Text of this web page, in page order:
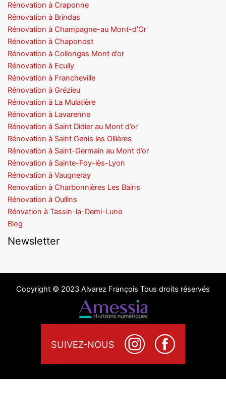
Rénovation à Craponne
Rénovation à Brindas
Rénovation à Champagne-au Mont-d’Or
Rénovation à Chaponost
Rénovation à Collonges Mont d’or
Rénovation à Ecully
Rénovation à Francheville
Rénovation à Grézieu
Rénovation à La Mulatière
Rénovation à Lavarenne
Rénovation à Saint Didier au Mont d’or
Rénovation à Saint Genis les Ollières
Rénovation à Saint-Germain au Mont d’or
Rénovation à Sainte-Foy-lès-Lyon
Rénovation à Vaugneray
Renovation à Charbonnières Les Bains
Rénovation à Oullins
Rénvation à Tassin-la-Demi-Lune
Blog
Newsletter
Copyright © 2023 Alvarez François Tous droits réservés
SUIVEZ-NOUS